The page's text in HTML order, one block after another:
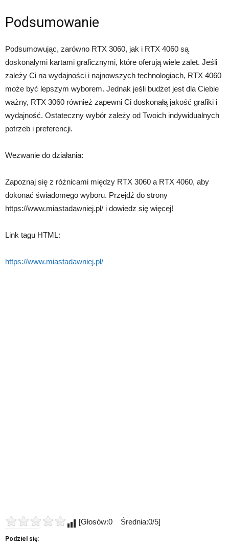
Podsumowanie
Podsumowując, zarówno RTX 3060, jak i RTX 4060 są
doskonałymi kartami graficznymi, które oferują wiele zalet. Jeśli
zależy Ci na wydajności i najnowszych technologiach, RTX 4060
może być lepszym wyborem. Jednak jeśli budżet jest dla Ciebie
ważny, RTX 3060 również zapewni Ci doskonałą jakość grafiki i
wydajność. Ostateczny wybór zależy od Twoich indywidualnych
potrzeb i preferencji.
Wezwanie do działania:
Zapoznaj się z różnicami między RTX 3060 a RTX 4060, aby
dokonać świadomego wyboru. Przejdź do strony
https://www.miastadawniej.pl/ i dowiedz się więcej!
Link tagu HTML:
https://www.miastadawniej.pl/
[Głosów:0 Średnia:0/5]
Podziel się: